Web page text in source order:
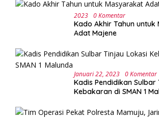
2023 0 Komentar
Kado Akhir Tahun
Adat Majene
Januari 22, 2023 0 Komentar
Kadis Pendidikan Sulbar
Kebakaran di SMAN 1